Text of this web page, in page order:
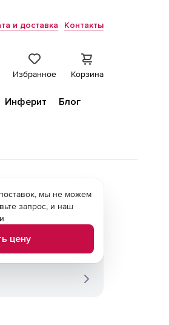
и доставка Контакты
Избранное Корзина
Инферит
Блог
мы не можем
запрос, и наш
цену